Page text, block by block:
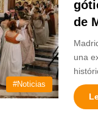
#Noticias
de
una